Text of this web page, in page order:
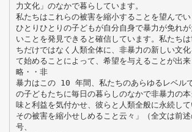
力文化」のなかで暮らしています。
私たちはこれらの被害を縮小することを望んで
ひとりひとりの子どもが自分自身で暴力が免れ
いことを発見できると確信しています。私たち
ちだけではなく人類全体に、非暴力の新しい文
て始めることによって、希望を与えることが出
略・・非
暴力はこの 10 年間、私たちのあらゆるレベル
の子どもたちに毎日の暮らしのなかで非暴力の
味と利益を気付かせ、彼らと人類全般に永続し
その被害を縮小せしめること云々」（全文は前
号、